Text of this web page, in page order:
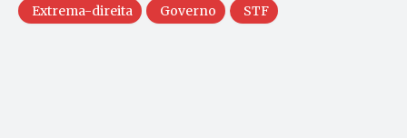
Extrema-direita
Governo STF